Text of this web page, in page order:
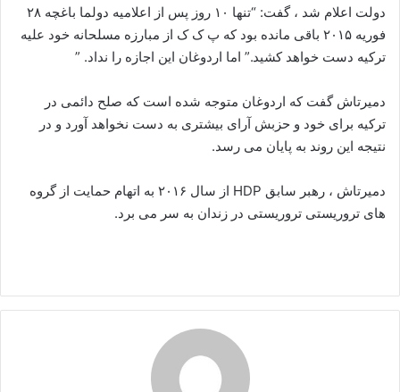
دولت اعلام شد ، گفت: “تنها ۱۰ روز پس از اعلامیه دولما باغچه ۲۸
فوریه ۲۰۱۵ باقی مانده بود که پ ک ک از مبارزه مسلحانه خود علیه
ترکیه دست خواهد کشید.” اما اردوغان این اجازه را نداد. ”
دمیرتاش گفت که اردوغان متوجه شده است که صلح دائمی در
ترکیه برای خود و حزبش آرای بیشتری به دست نخواهد آورد و در
نتیجه این روند به پایان می رسد.
دمیرتاش ، رهبر سابق HDP از سال ۲۰۱۶ به اتهام حمایت از گروه
های تروریستی تروریستی در زندان به سر می برد.